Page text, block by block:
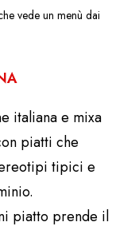
vede un menù dai
italiana e mixa
piatti che
tipici e
piatto prende il